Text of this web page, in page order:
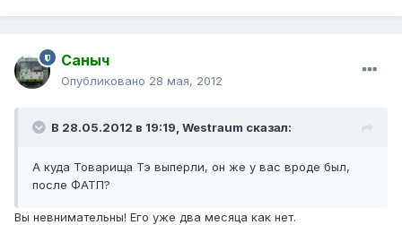
Саныч
Опубликовано 28 мая, 2012
В 28.05.2012 в 19:19, Westraum сказал:
А куда Товарища Тэ выперли, он же у вас вроде был,
после ФАТП?
Вы невнимательны! Его уже два месяца как нет.